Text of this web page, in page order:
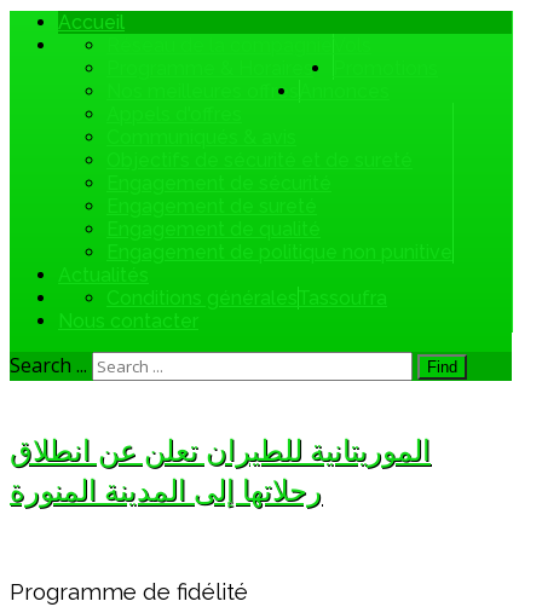
Accueil
Programme & Horaires
Nos meilleures offres
Search ... Find
الموريتانية للطيران تعلن عن انطلاق
رحلاتها إلى المدينة المنورة
Programme de fidélité